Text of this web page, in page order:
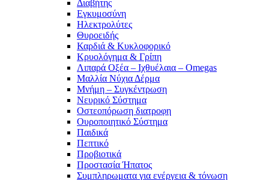
Διαβήτης
Εγκυμοσύνη
Ηλεκτρολύτες
Θυροειδής
Καρδιά & Κυκλοφορικό
Κρυολόγημα & Γρίπη
Λιπαρά Οξέα – Ιχθυέλαια – Omegas
Μαλλία Νύχια Δέρμα
Μνήμη – Συγκέντρωση
Νευρικό Σύστημα
Οστεοπόρωση διατροφη
Ουροποιητικό Σύστημα
Παιδικά
Πεπτικό
Προβιοτικά
Προστασία Ήπατος
Συμπληρωματα για ενέργεια & τόνωση